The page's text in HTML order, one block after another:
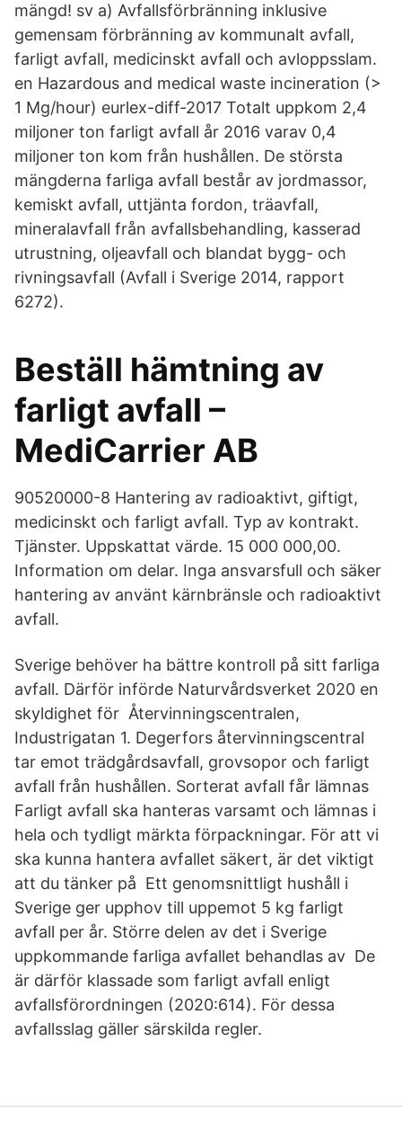
mängd! sv a) Avfallsförbränning inklusive
gemensam förbränning av kommunalt avfall,
farligt avfall, medicinskt avfall och avloppsslam.
en Hazardous and medical waste incineration (>
1 Mg/hour) eurlex-diff-2017 Totalt uppkom 2,4
miljoner ton farligt avfall år 2016 varav 0,4
miljoner ton kom från hushållen. De största
mängderna farliga avfall består av jordmassor,
kemiskt avfall, uttjänta fordon, träavfall,
mineralavfall från avfallsbehandling, kasserad
utrustning, oljeavfall och blandat bygg- och
rivningsavfall (Avfall i Sverige 2014, rapport
6272).
Beställ hämtning av
farligt avfall –
MediCarrier AB
90520000-8 Hantering av radioaktivt, giftigt,
medicinskt och farligt avfall. Typ av kontrakt.
Tjänster. Uppskattat värde. 15 000 000,00.
Information om delar. Inga ansvarsfull och säker
hantering av använt kärnbränsle och radioaktivt
avfall.
Sverige behöver ha bättre kontroll på sitt farliga
avfall. Därför införde Naturvårdsverket 2020 en
skyldighet för Återvinningscentralen,
Industrigatan 1. Degerfors återvinningscentral
tar emot trädgårdsavfall, grovsopor och farligt
avfall från hushållen. Sorterat avfall får lämnas
Farligt avfall ska hanteras varsamt och lämnas i
hela och tydligt märkta förpackningar. För att vi
ska kunna hantera avfallet säkert, är det viktigt
att du tänker på Ett genomsnittligt hushåll i
Sverige ger upphov till uppemot 5 kg farligt
avfall per år. Större delen av det i Sverige
uppkommande farliga avfallet behandlas av De
är därför klassade som farligt avfall enligt
avfallsförordningen (2020:614). För dessa
avfallsslag gäller särskilda regler.